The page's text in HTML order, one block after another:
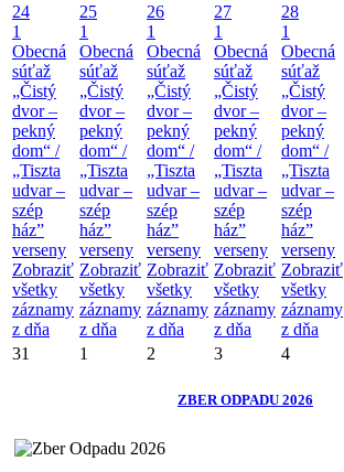
24
1
Obecná
súťaž
„Čistý
dvor –
pekný
dom“ /
„Tiszta
udvar –
szép
ház”
verseny
Zobraziť
všetky
záznamy
z dňa
25
1
Obecná
súťaž
„Čistý
dvor –
pekný
dom“ /
„Tiszta
udvar –
szép
ház”
verseny
Zobraziť
všetky
záznamy
z dňa
26
1
Obecná
súťaž
„Čistý
dvor –
pekný
dom“ /
„Tiszta
udvar –
szép
ház”
verseny
Zobraziť
všetky
záznamy
z dňa
27
1
Obecná
súťaž
„Čistý
dvor –
pekný
dom“ /
„Tiszta
udvar –
szép
ház”
verseny
Zobraziť
všetky
záznamy
z dňa
28
1
Obecná
súťaž
„Čistý
dvor –
pekný
dom“ /
„Tiszta
udvar –
szép
ház”
verseny
Zobraziť
všetky
záznamy
z dňa
31
1 2 3 4
ZBER ODPADU 2026